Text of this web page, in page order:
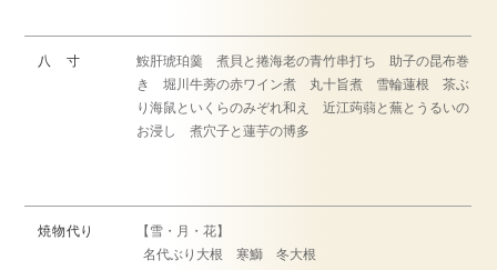
八 寸
鮟肝琥珀羹 煮貝と捲海老の青竹串打ち 助子の昆布巻
き 堀川牛蒡の赤ワイン煮 丸十旨煮 雪輪蓮根 茶ぶ
り海鼠といくらのみぞれ和え 近江蒟蒻と蕪とうるいの
お浸し 煮穴子と蓮芋の博多
焼物代り
【雪・月・花】
名代ぶり大根 寒鰤 冬大根